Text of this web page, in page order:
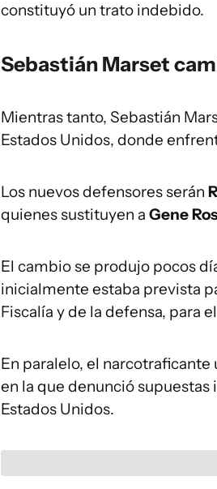
constituyó un trato indebido.
Sebastián Marset
Mientras tanto, Sebastián
Estados Unidos, donde
Los nuevos defensores serán
quienes sustituyen a Gene
El cambio se produjo pocos
inicialmente estaba prevista
Fiscalía y de la defensa, para el
En paralelo, el narcotraficante
en la que denunció
Estados Unidos.